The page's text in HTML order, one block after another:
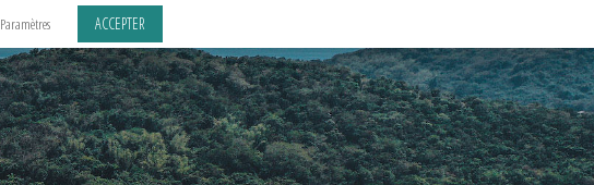
Paramètres ACCEPTER